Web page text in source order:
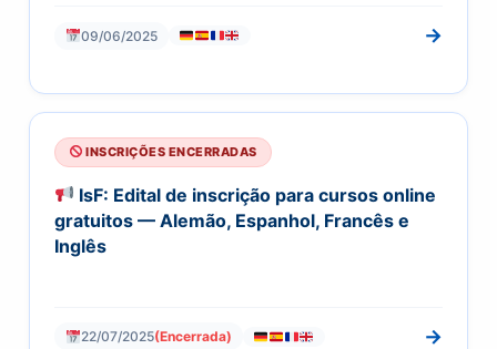
09/06/2025 →
INSCRIÇÕES ENCERRADAS
IsF: Edital de inscrição para cursos online
gratuitos — Alemão, Espanhol, Francês e
Inglês
22/07/2025(Encerrada) →